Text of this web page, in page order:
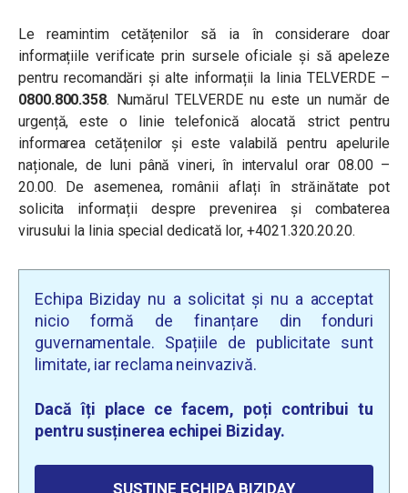
Le reamintim cetățenilor să ia în considerare doar
informațiile verificate prin sursele oficiale și să apeleze
pentru recomandări și alte informații la linia TELVERDE –
0800.800.358. Numărul TELVERDE nu este un număr de
urgență, este o linie telefonică alocată strict pentru
informarea cetățenilor și este valabilă pentru apelurile
naționale, de luni până vineri, în intervalul orar 08.00 –
20.00. De asemenea, românii aflați în străinătate pot
solicita informații despre prevenirea și combaterea
virusului la linia special dedicată lor, +4021.320.20.20.
Echipa Biziday nu a solicitat și nu a acceptat
nicio formă de finanțare din fonduri
guvernamentale. Spațiile de publicitate sunt
limitate, iar reclama neinvazivă.
Dacă îți place ce facem, poți contribui tu
pentru susținerea echipei Biziday.
SUSȚINE ECHIPA BIZIDAY